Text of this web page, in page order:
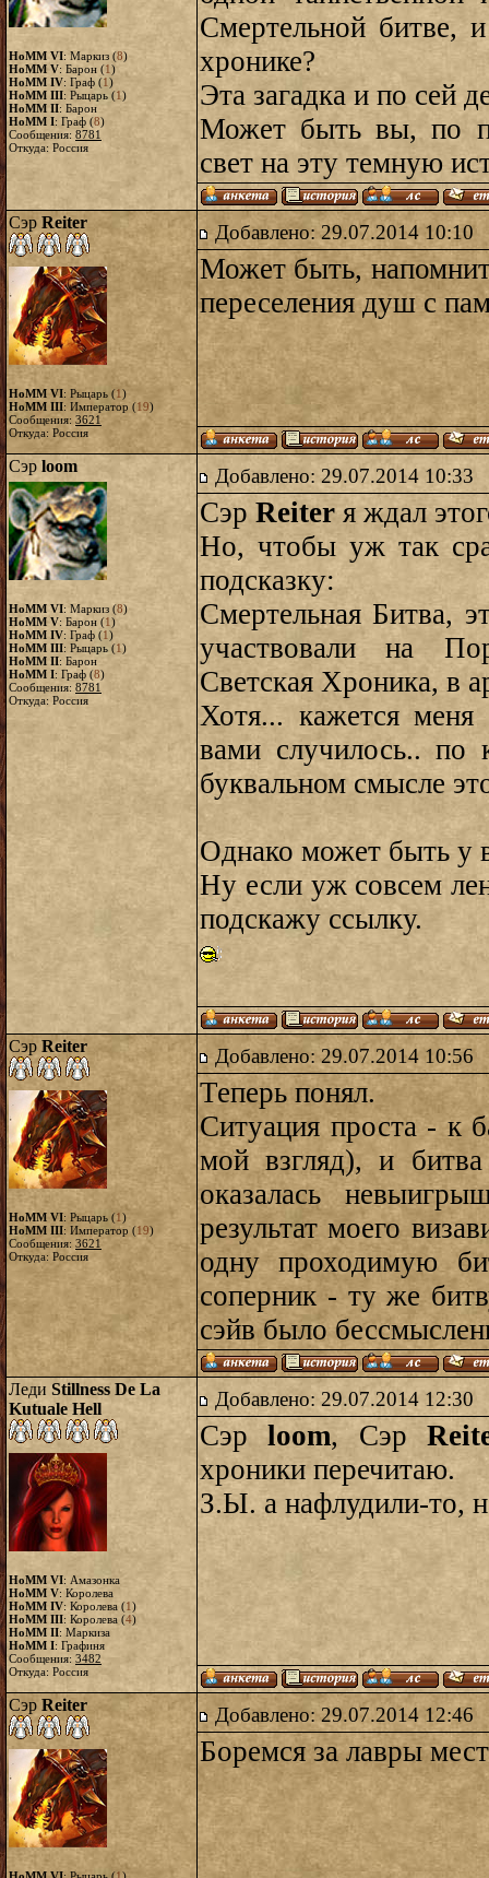
HoMM VI: Маркиз (8)
HoMM V: Барон (1)
HoMM IV: Граф (1)
HoMM III: Рыцарь (1)
HoMM II: Барон
HoMM I: Граф (8)
Сообщения: 8781
Откуда: Россия
Смертельной битве,
хронике?
Эта загадка и по сей
Может быть вы, по
свет на эту темную
Сэр Reiter
HoMM VI: Рыцарь (1)
HoMM III: Император (19)
Сообщения: 3621
Откуда: Россия
Добавлено: 29.07.2014 10:10
Может быть,
переселения душ с
Сэр loom
HoMM VI: Маркиз (8)
HoMM V: Барон (1)
HoMM IV: Граф (1)
HoMM III: Рыцарь (1)
HoMM II: Барон
HoMM I: Граф (8)
Сообщения: 8781
Откуда: Россия
Добавлено: 29.07.2014 10:33
СэрReiterя ждал
Но, чтобы уж так
подсказку:
Смертельная Битва,
участвовали на
Светская Хроника, в
Хотя... кажется
вами случилось.. по
буквальном смысле
Однако может быть у
Ну если уж совсем
подскажу ссылку.
Сэр Reiter
HoMM VI: Рыцарь (1)
HoMM III: Император (19)
Сообщения: 3621
Откуда: Россия
Добавлено: 29.07.2014 10:56
Теперь понял.
Ситуация проста - к
мой взгляд), и
оказалась
результат моего
одну проходимую
соперник - ту же
сэйв было
Леди Stillness De La
Kutuale Hell
HoMM VI: Амазонка
HoMM V: Королева
HoMM IV: Королева (1)
HoMM III: Королева (4)
HoMM II: Маркиза
HoMM I: Графиня
Сообщения: 3482
Откуда: Россия
Добавлено: 29.07.2014 12:30
Сэрloom, Сэр
хроники перечитаю.
З.Ы. а нафлудили-то,
Сэр Reiter Добавлено: 29.07.2014 12:46
Боремся за лавры